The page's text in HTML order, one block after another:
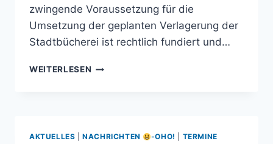
zwingende Voraussetzung für die
Umsetzung der geplanten Verlagerung der
Stadtbücherei ist rechtlich fundiert und…
WEITERLESEN ÄNDERUNGSANTRAG
AKTUELLES |NACHRICHTEN -OHO! TERMINE